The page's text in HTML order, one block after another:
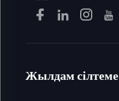
Жылдам сілтеме